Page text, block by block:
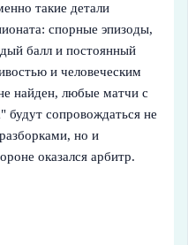
такие детали
спорные эпизоды,
балл и постоянный
и человеческим
найден, любые матчи с
будут сопровождаться не
но и
оказался арбитр.